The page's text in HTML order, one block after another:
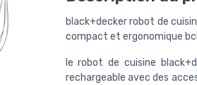
black+decker robot de
compact et ergonomique
le robot de cuisine
rechargeable avec des